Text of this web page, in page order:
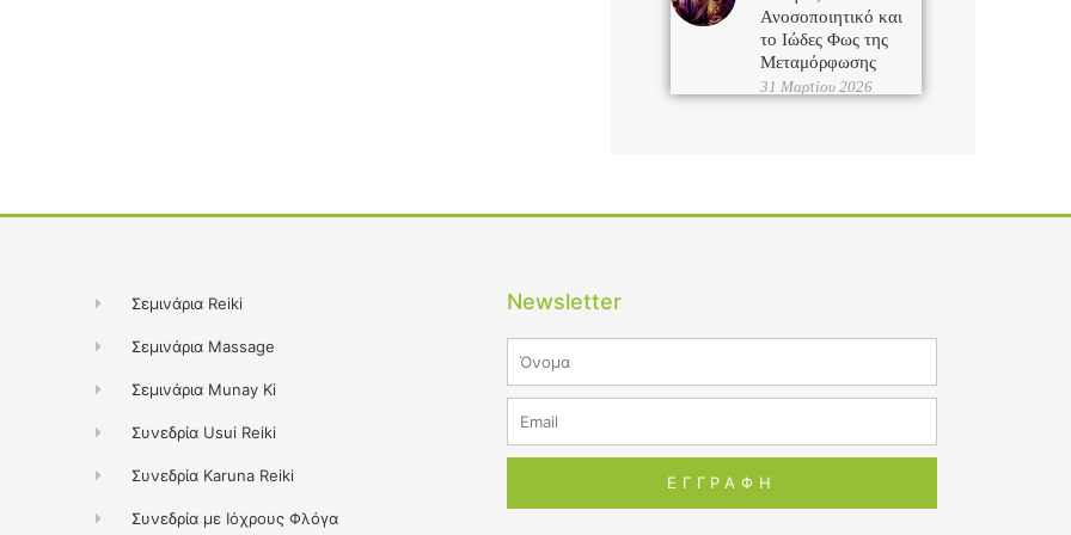
Ανοσοποιητικό και
το Ιώδες Φως της
Μεταμόρφωσης
31 Μαρτίου 2026
Σεμινάρια Reiki
Σεμινάρια Massage
Σεμινάρια Munay Ki
Συνεδρία Usui Reiki
Συνεδρία Karuna Reiki
Συνεδρία με Ιόχρους Φλόγα
Newsletter
Name
Email
ΕΓΓΡΑΦΗ